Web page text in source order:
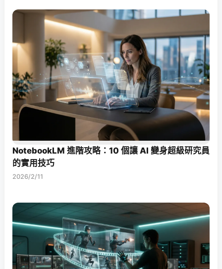
NotebookLM 進階攻略：10 個讓 AI 變身超級研究員
的實用技巧
2026/2/11